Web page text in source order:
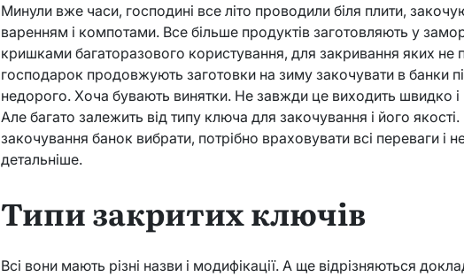
Минули вже часи, господині все літо проводили біля плити,
варенням і компотами. Все більше продуктів заготовляють у
кришками багаторазового користування, для закривання яких не
господарок продовжують заготовки на зиму закочувати в банки
недорого. Хоча бувають винятки. Не завжди це виходить швидко і
Але багато залежить від типу ключа для закочування і його
закочування банок вибрати, потрібно враховувати всі переваги і
детальніше.
Типи закритих ключів
Всі вони мають різні назви і модифікації. А ще відрізняються